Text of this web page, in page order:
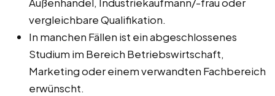
vergleichbare Qualifikation.
In manchen Fällen ist ein abgeschlossenes
Studium im Bereich Betriebswirtschaft,
Marketing oder einem verwandten Fachbereich
erwünscht.